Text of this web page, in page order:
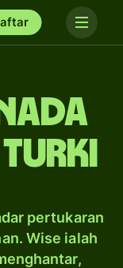
pertukaran
Wise ialah